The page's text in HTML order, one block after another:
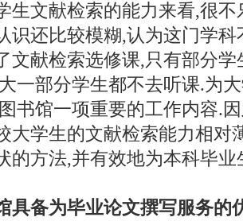
生文献检索的能力来看,很
识还比较模糊,认为这门学
文献检索选修课,只有部分
一部分学生都不去听课.为
书馆一项重要的工作内容.
大学生的文献检索能力相对
的方法,并有效地为本科毕
具备为毕业论文撰写服务的